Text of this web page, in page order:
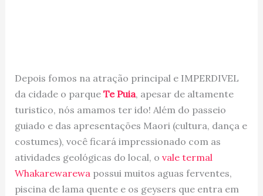
Depois fomos na atração principal e IMPERDIVEL
da cidade o parque Te Puia, apesar de altamente
turistico, nós amamos ter ido! Além do passeio
guiado e das apresentações Maori (cultura, dança e
costumes), você ficará impressionado com as
atividades geológicas do local, o vale termal
Whakarewarewapossui muitos aguas ferventes,
piscina de lama quente e os geysers que entra em